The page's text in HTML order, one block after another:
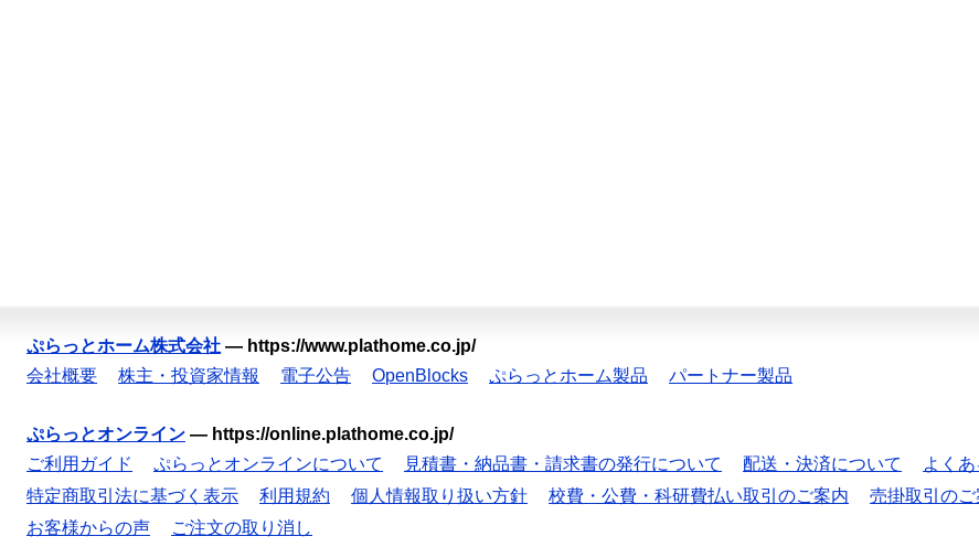
ぷらっとホーム株式会社 — https://www.plathome.co.jp/
会社概要
株主・投資家情報 電子公告 OpenBlocks ぷらっとホーム製品 パートナー製品
ぷらっとオンライン — https://online.plathome.co.jp/
ご利用ガイド
ぷらっとオンラインについて 見積書・納品書・請求書の発行について 配送・決済について
よく
特定商取引法に基づく表示
利用規約 個人情報取り扱い方針 校費・公費・科研費払い取引のご案内 売掛取引のご
お客様からの声
ご注文の取り消し